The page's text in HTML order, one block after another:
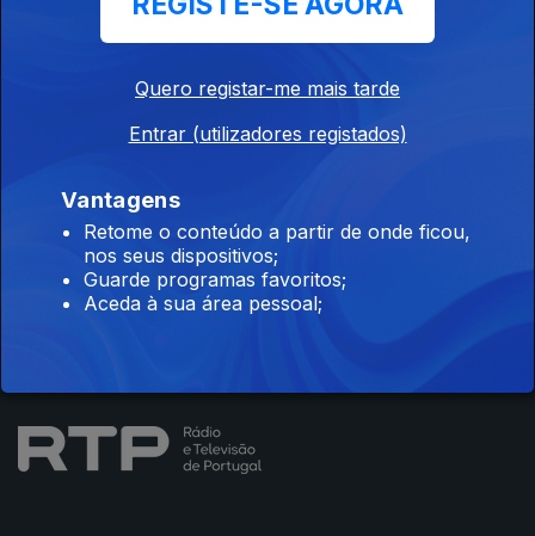
Instale a aplicação RTP Play
Disponível para iOS, Android, Apple TV, Android TV e
CarPlay
Quero registar-me mais tarde
Entrar (utilizadores registados)
Vantagens
Retome o conteúdo a partir de onde ficou,
nos seus dispositivos;
Guarde programas favoritos;
Aceda à sua área pessoal;